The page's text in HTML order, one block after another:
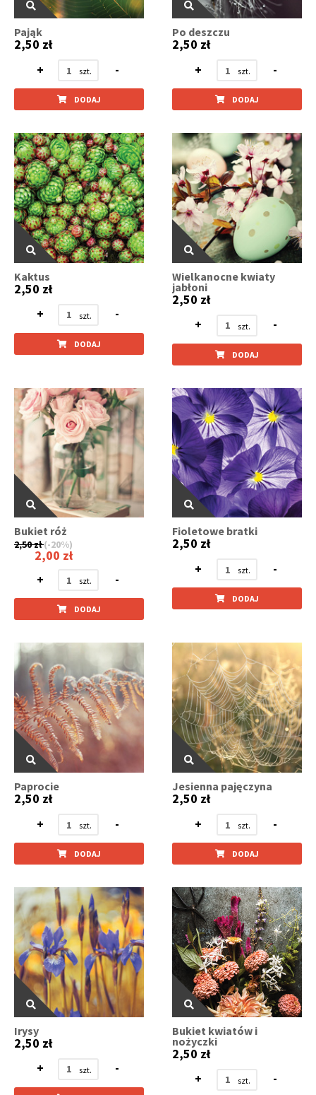
Pająk
2,50 zł
+
-
DODAJ
Po deszczu
2,50 zł
+
-
DODAJ
Kaktus
2,50 zł
+
-
DODAJ
Wielkanocne kwiaty
jabłoni
2,50 zł
+
-
DODAJ
Bukiet róż
2,50 zł (-20%)
2,00 zł
+
-
DODAJ
Fioletowe bratki
2,50 zł
+
-
DODAJ
Paprocie
2,50 zł
+
-
DODAJ
Jesienna pajęczyna
2,50 zł
+
-
DODAJ
Irysy
2,50 zł
+
-
Bukiet kwiatów i
nożyczki
2,50 zł
+
-